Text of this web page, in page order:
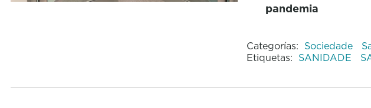
pandemia
Categorías: Sociedade
Etiquetas: SANIDADE